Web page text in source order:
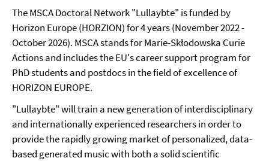
The MSCA Doctoral Network "Lullaybte" is funded by
Horizon Europe (HORZION) for 4 years (November 2022 -
October 2026). MSCA stands for Marie-Skłodowska Curie
Actions and includes the EU's career support program for
PhD students and postdocs in the field of excellence of
HORIZON EUROPE.
"Lullaybte" will train a new generation of interdisciplinary
and internationally experienced researchers in order to
provide the rapidly growing market of personalized, data-
based generated music with both a solid scientific